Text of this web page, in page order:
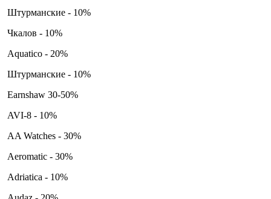
Штурманские - 10%
Чкалов - 10%
Aquatico - 20%
Штурманские - 10%
Earnshaw 30-50%
AVI-8 - 10%
AA Watches - 30%
Aeromatic - 30%
Adriatica - 10%